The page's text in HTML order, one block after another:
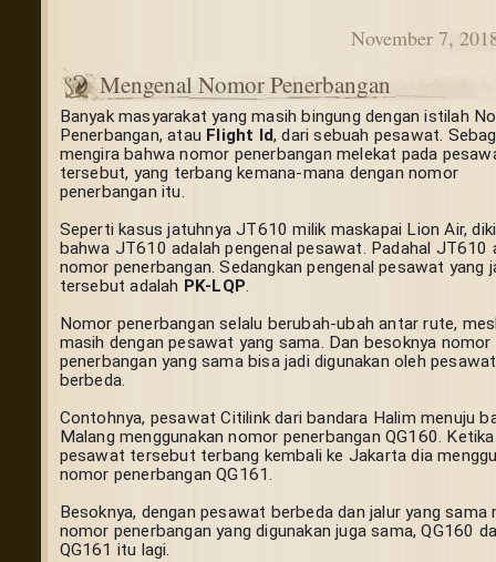
November 7,
Mengenal Nomor Penerbangan
Banyak masyarakat yang masih bingung dengan istilah
Penerbangan, atau Flight Id, dari sebuah pesawat.
mengira bahwa nomor penerbangan melekat pada
tersebut, yang terbang kemana-mana dengan nomor
penerbangan itu.
Seperti kasus jatuhnya JT610 milik maskapai Lion Air,
bahwa JT610 adalah pengenal pesawat. Padahal JT610
nomor penerbangan. Sedangkan pengenal pesawat yang
tersebut adalah PK-LQP.
Nomor penerbangan selalu berubah-ubah antar rute,
masih dengan pesawat yang sama. Dan besoknya nomor
penerbangan yang sama bisa jadi digunakan oleh
berbeda.
Contohnya, pesawat Citilink dari bandara Halim menuju
Malang menggunakan nomor penerbangan QG160. Ketika
pesawat tersebut terbang kembali ke Jakarta dia
nomor penerbangan QG161.
Besoknya, dengan pesawat berbeda dan jalur yang sama
nomor penerbangan yang digunakan juga sama, QG160
QG161 itu lagi.